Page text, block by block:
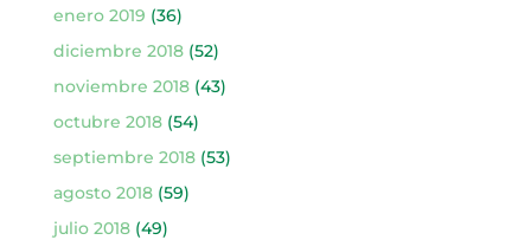
enero 2019 (36)
diciembre 2018(52)
noviembre 2018(43)
octubre 2018(54)
septiembre 2018(53)
agosto 2018(59)
julio 2018(49)